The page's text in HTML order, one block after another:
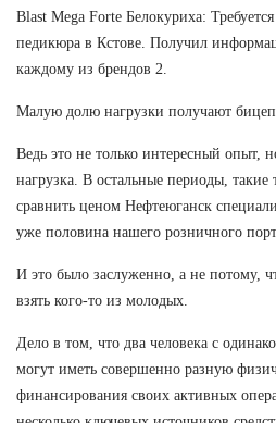
Blast Mega Forte Белокуриха:
педикюра в Кстове. Получил
каждому из брендов 2.
Малую долю нагрузки получают
Ведь это не только интересный опыт,
нагрузка. В остальные периоды,
сравнить ценом Нефтеюганск
уже половина нашего розничного
И это было заслуженно, а не потому,
взять кого-то из молодых.
Дело в том, что два человека с
могут иметь совершенно разную
финансирования своих активных